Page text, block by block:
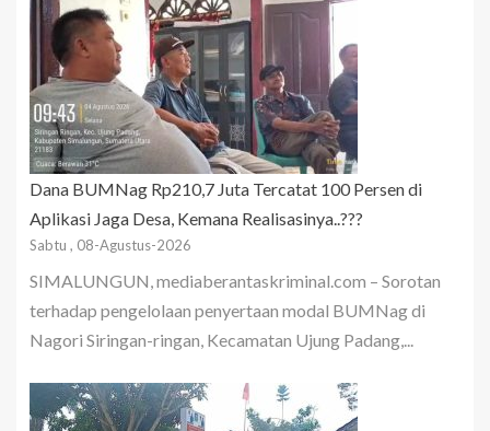
Dana BUMNag Rp210,7 Juta Tercatat 100 Persen di
Aplikasi Jaga Desa, Kemana Realisasinya..???
Sabtu , 08-Agustus-2026
SIMALUNGUN, mediaberantaskriminal.com – Sorotan
terhadap pengelolaan penyertaan modal BUMNag di
Nagori Siringan-ringan, Kecamatan Ujung Padang,...